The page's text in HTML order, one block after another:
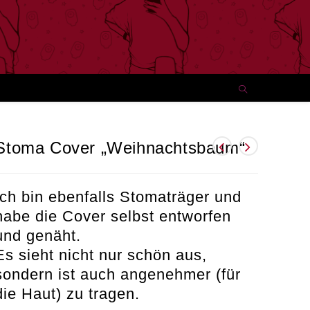
Cover „Weihnachtsbaum“
bin ebenfalls Stomaträger und
die Cover selbst entworfen
genäht.
sieht nicht nur schön aus,
ist auch angenehmer (für
Haut) zu tragen.